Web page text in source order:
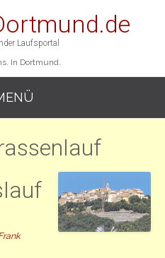
Laufsportal
In Dortmund.